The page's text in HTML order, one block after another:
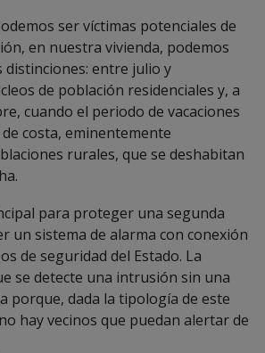
ser víctimas potenciales de
en nuestra vivienda, podemos
distinciones: entre julio y
de población residenciales y, a
cuando el periodo de vacaciones
costa, eminentemente
rurales, que se deshabitan
para proteger una segunda
un sistema de alarma con conexión
de seguridad del Estado. La
se detecte una intrusión sin una
porque, dada la tipología de este
hay vecinos que puedan alertar de